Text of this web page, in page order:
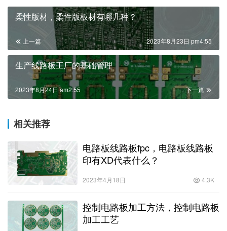
柔性版材，柔性版板材有哪几种？
上一篇 2023年8月23日 pm4:55
生产线路板工厂的基础管理
下一篇
2023年8月24日 am2:55
相关推荐
电路板线路板fpc，电路板线路板
印有XD代表什么？
2023年4月18日 4.3K
控制电路板加工方法，控制电路板
加工工艺